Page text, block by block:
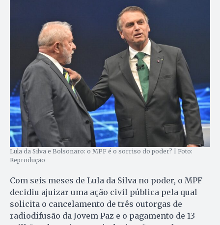
Lula da Silva e Bolsonaro: o MPF é o sorriso do poder? | Foto:
Reprodução
Com seis meses de Lula da Silva no poder, o MPF
decidiu ajuizar uma ação civil pública pela qual
solicita o cancelamento de três outorgas de
radiodifusão da Jovem Paz e o pagamento de 13